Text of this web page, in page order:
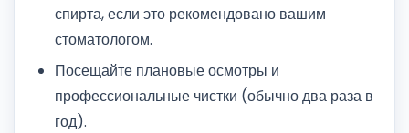
спирта, если это рекомендовано вашим
стоматологом.
Посещайте плановые осмотры и
профессиональные чистки (обычно два раза в
год).